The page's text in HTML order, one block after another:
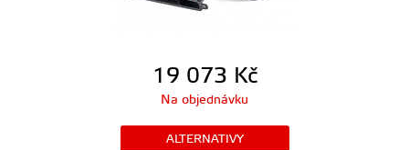
19 073 Kč
Na objednávku
ALTERNATIVY